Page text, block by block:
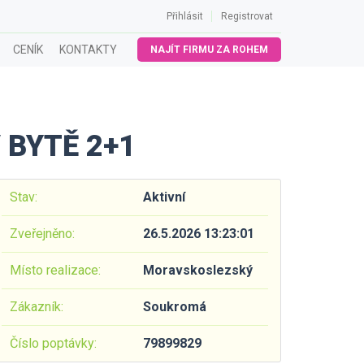
Přihlásit Registrovat
CENÍK KONTAKTY NAJÍT FIRMU ZA ROHEM
2+1
Stav: Aktivní
Zveřejněno: 26.5.2026 13:23:01
Místo realizace: Moravskoslezský
Zákazník: Soukromá
Číslo poptávky: 79899829